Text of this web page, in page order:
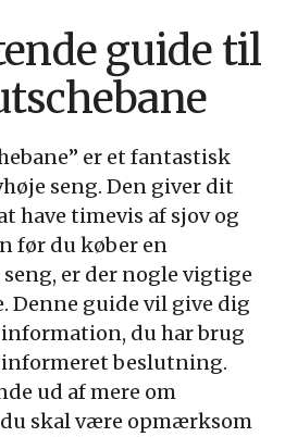
guide til
er et fantastisk
seng. Den giver dit
have timevis af sjov og
før du køber en
er der nogle vigtige
Denne guide vil give dig
du har brug
beslutning.
ud af mere om
skal være opmærksom